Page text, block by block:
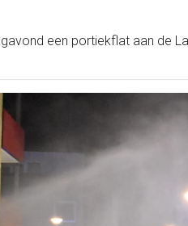
een portiekflat aan de